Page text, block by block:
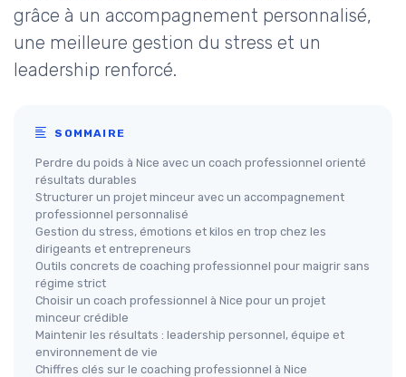
grâce à un accompagnement personnalisé,
une meilleure gestion du stress et un
leadership renforcé.
SOMMAIRE
Perdre du poids à Nice avec un coach professionnel orienté
résultats durables
Structurer un projet minceur avec un accompagnement
professionnel personnalisé
Gestion du stress, émotions et kilos en trop chez les
dirigeants et entrepreneurs
Outils concrets de coaching professionnel pour maigrir sans
régime strict
Choisir un coach professionnel à Nice pour un projet
minceur crédible
Maintenir les résultats : leadership personnel, équipe et
environnement de vie
Chiffres clés sur le coaching professionnel à Nice